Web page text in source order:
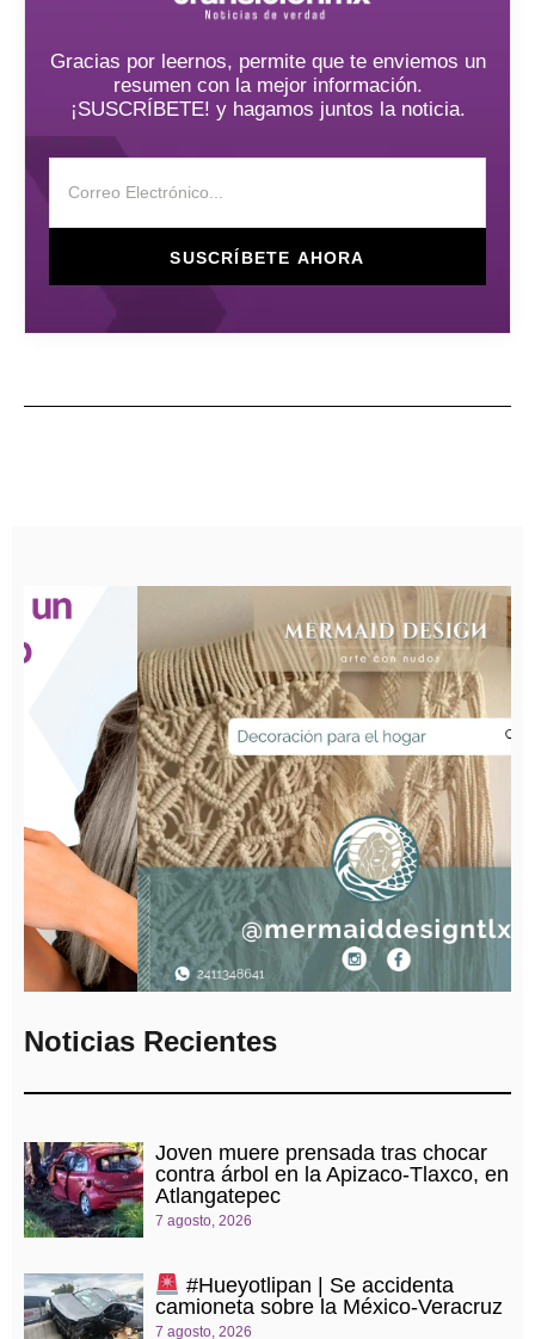
Gracias por leernos, permite que te enviemos un
resumen con la mejor información.
¡SUSCRÍBETE! y hagamos juntos la noticia.
SUSCRÍBETE AHORA
Noticias Recientes
Joven muere prensada tras chocar
contra árbol en la Apizaco-Tlaxco, en
Atlangatepec
7 agosto, 2026
#Hueyotlipan | Se accidenta
camioneta sobre la México-Veracruz
7 agosto, 2026